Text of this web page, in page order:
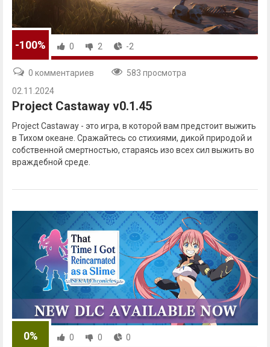
-100% 0 2 -2
0 комментариев
583 просмотра
02.11.2024
Project Castaway v0.1.45
Project Castaway - это игра, в которой вам предстоит выжить
в Тихом океане. Сражайтесь со стихиями, дикой природой и
собственной смертностью, стараясь изо всех сил выжить во
враждебной среде.
0% 0 0 0